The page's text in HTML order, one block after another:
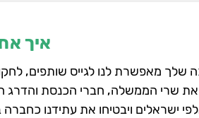
איך
שלך מאפשרת לנו לגייס שותפים,
שרי הממשלה, חברי הכנסת והדרג
ישראלים ויבטיחו את עתידנו כחברה